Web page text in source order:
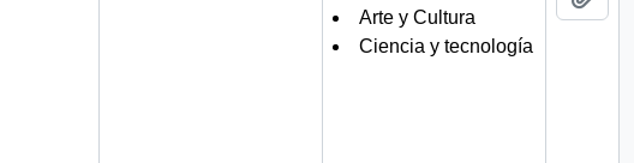
Arte y Cultura
Ciencia y tecnología